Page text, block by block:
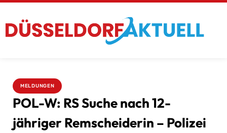
MELDUNGEN
POL-W: RS Suche nach 12-
jähriger Remscheiderin – Polizei